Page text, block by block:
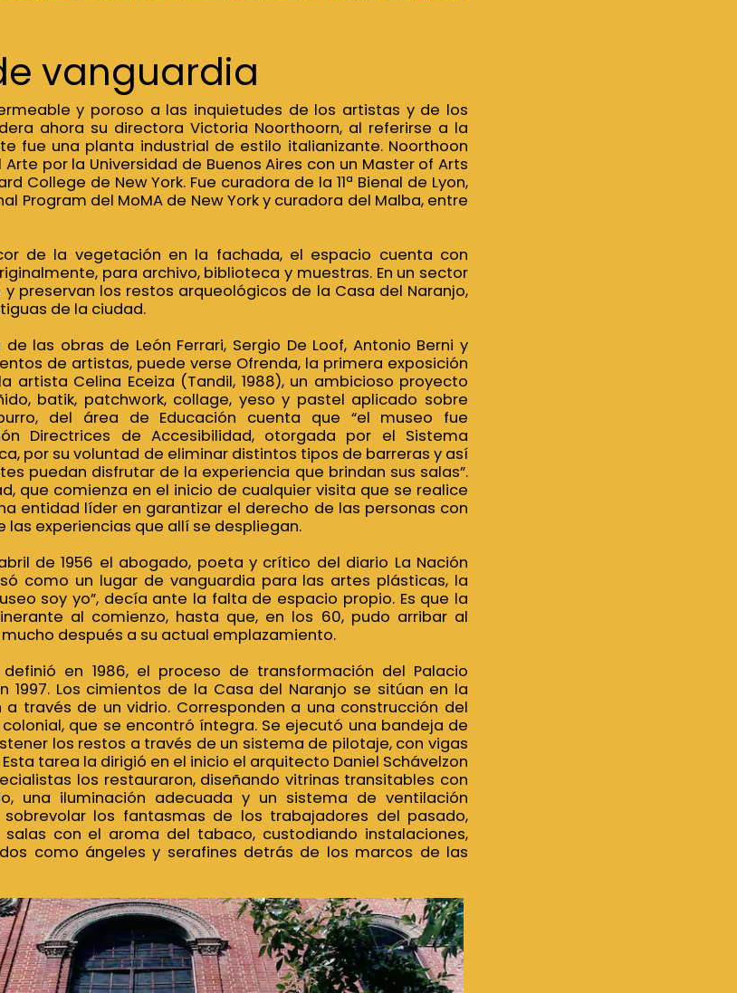
vanguardia
y poroso a las inquietudes de los artistas y de los
ahora su directora Victoria Noorthoorn, al referirse a la
fue una planta industrial de estilo italianizante. Noorthoon
por la Universidad de Buenos Aires con un Master of Arts
College de New York. Fue curadora de la 11ª Bienal de Lyon,
Program del MoMA de New York y curadora del Malba, entre
de la vegetación en la fachada, el espacio cuenta con
para archivo, biblioteca y muestras. En un sector
preservan los restos arqueológicos de la Casa del Naranjo,
de la ciudad.
las obras de León Ferrari, Sergio De Loof, Antonio Berni y
de artistas, puede verse Ofrenda, la primera exposición
artista Celina Eceiza (Tandil, 1988), un ambicioso proyecto
batik, patchwork, collage, yeso y pastel aplicado sobre
del área de Educación cuenta que “el museo fue
Directrices de Accesibilidad, otorgada por el Sistema
por su voluntad de eliminar distintos tipos de barreras y así
puedan disfrutar de la experiencia que brindan sus salas”.
que comienza en el inicio de cualquier visita que se realice
entidad líder en garantizar el derecho de las personas con
experiencias que allí se despliegan.
de 1956 el abogado, poeta y crítico del diario La Nación
como un lugar de vanguardia para las artes plásticas, la
soy yo”, decía ante la falta de espacio propio. Es que la
al comienzo, hasta que, en los 60, pudo arribar al
después a su actual emplazamiento.
en 1986, el proceso de transformación del Palacio
1997. Los cimientos de la Casa del Naranjo se sitúan en la
través de un vidrio. Corresponden a una construcción del
colonial, que se encontró íntegra. Se ejecutó una bandeja de
los restos a través de un sistema de pilotaje, con vigas
tarea la dirigió en el inicio el arquitecto Daniel Schávelzon
los restauraron, diseñando vitrinas transitables con
una iluminación adecuada y un sistema de ventilación
sobrevolar los fantasmas de los trabajadores del pasado,
con el aroma del tabaco, custodiando instalaciones,
como ángeles y serafines detrás de los marcos de las